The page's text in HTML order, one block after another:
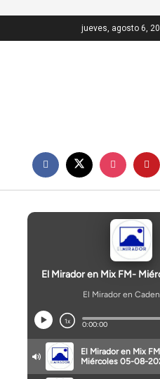
jueves, agosto 6,